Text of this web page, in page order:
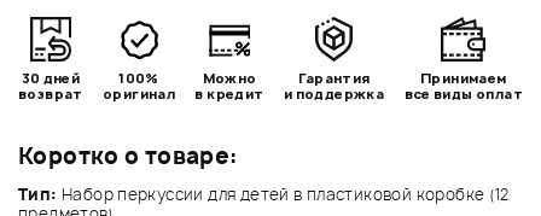
Коротко о товаре:
Тип: Набор перкуссии для детей в пластиковой коробке (12
30 дней
возврат
100%
оригинал
Можно
в кредит
Гарантия
и поддержка
Принимаем
все виды оплат